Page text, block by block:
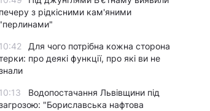
печеру з рідкісними кам'яними
"перлинами"
10:42
Для чого потрібна кожна сторона
про деякі функції, про які ви не
10:13
Водопостачання Львівщини під
"Бориславська нафтова